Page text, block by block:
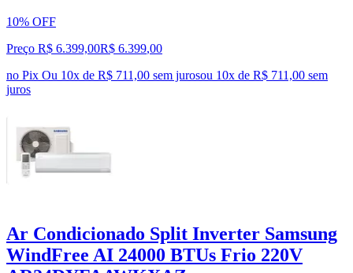
10% OFF
Preço R$ 6.399,00R$ 6.399,00
no Pix Ou 10x de R$ 711,00 sem jurosou 10x de R$ 711,00 sem
juros
Ar Condicionado Split Inverter Samsung
WindFree AI 24000 BTUs Frio 220V